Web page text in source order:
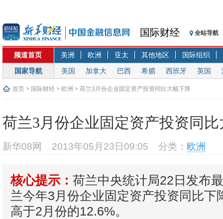
国际财经 全站导航
频道首页 美洲 欧洲 亚太 其他地区
国际组织
国家导航
美国 加拿大 巴西 希腊 西班牙 英国
首页 > 国际财经 > 欧洲 > 荷兰3月份企业固定资产投资同比大幅下降
荷兰3月份企业固定资产投资同
新华08网 2013年05月23日09:05 分类： 欧洲
核心提示： 荷兰中央统计局22日发布
兰今年3月份企业固定资产投资同比下
高于2月份的12.6%。